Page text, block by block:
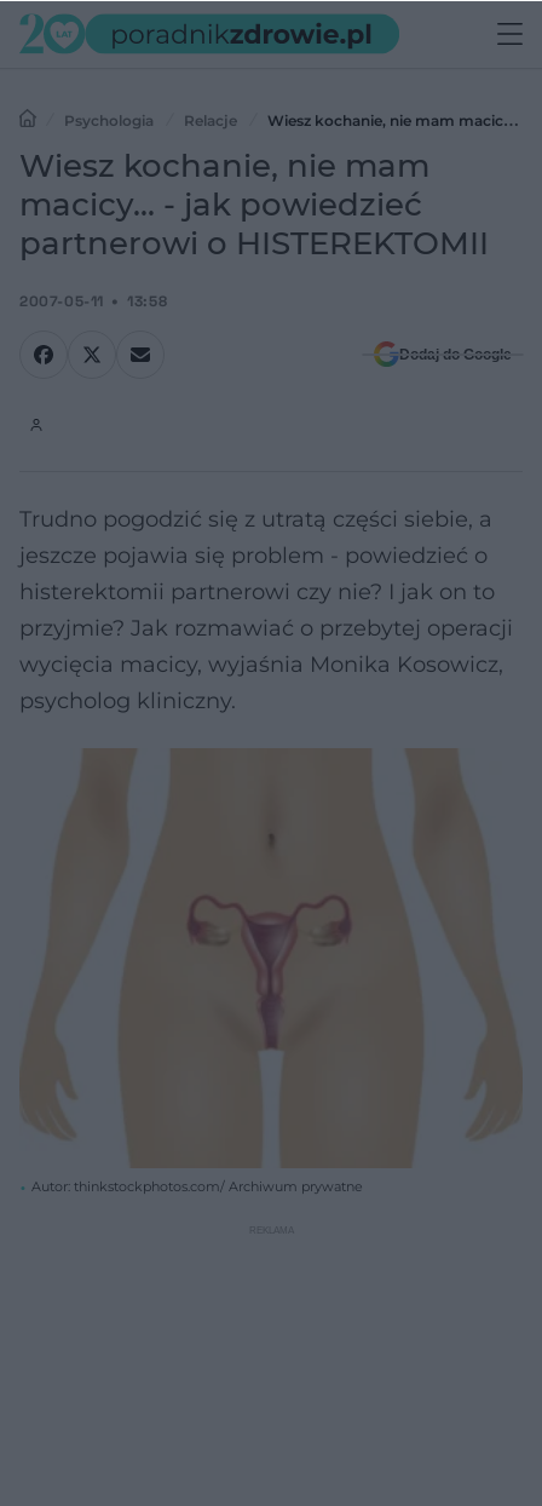
Psychologia Relacje
Wiesz kochanie, nie mam macicy... -
jak powiedzieć partnerowi o HISTEREKTOMII
Wiesz kochanie, nie mam
macicy... - jak powiedzieć
partnerowi o HISTEREKTOMII
2007-05-11 13:58
Dodaj do Google
Trudno pogodzić się z utratą części siebie, a
jeszcze pojawia się problem - powiedzieć o
histerektomii partnerowi czy nie? I jak on to
przyjmie? Jak rozmawiać o przebytej operacji
wycięcia macicy, wyjaśnia Monika Kosowicz,
psycholog kliniczny.
Autor: thinkstockphotos.com/ Archiwum prywatne